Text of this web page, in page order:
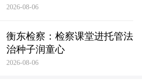
2026-08-06
衡东检察：检察课堂进托管法
治种子润童心
2026-08-06